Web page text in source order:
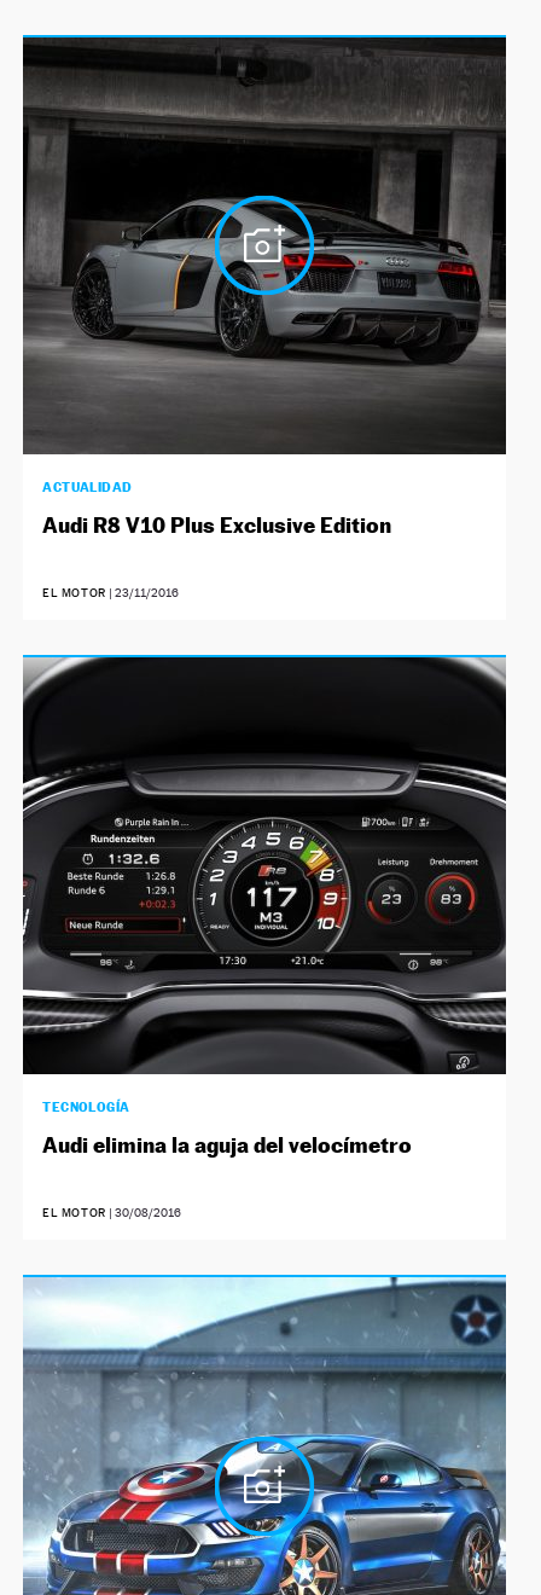
ACTUALIDAD
Audi R8 V10 Plus Exclusive Edition
EL MOTOR | 23/11/2016
TECNOLOGÍA
Audi elimina la aguja del velocímetro
EL MOTOR | 30/08/2016